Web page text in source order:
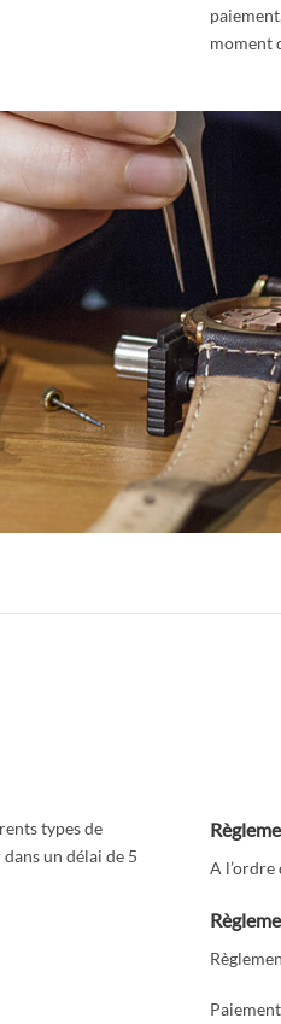
moment
types de
un délai de 5
A l’ordre